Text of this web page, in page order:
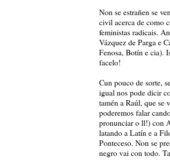
Non se estrañen se
civil acerca de como
feministas radicais.
Vázquez de Parga e
Fenosa, Botín e cia).
facelo!
Cun pouco de sorte,
igual nos pode dicir
tamén a Raúl, que se
poderemos falar
pronunciar o ll!) con
latando a Latín e a
Ponteceso. Non se
negro vai con todo.